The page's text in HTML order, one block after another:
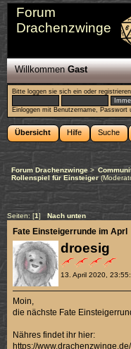
Forum
Drachenzwinge
WillkommenGast
Bitte loggen sie sich ein oder
Einloggen mit Benutzername, Passwort
Übersicht Hilfe Suche
Forum Drachenzwinge >
Rollenspiel für Einsteiger
Seiten: [1] Nach unten
droesig
13. April 2020,
Fate Einsteigerrunde im Aprl
Moin,
die nächste Fate
Nähres findet ihr hier:
https://